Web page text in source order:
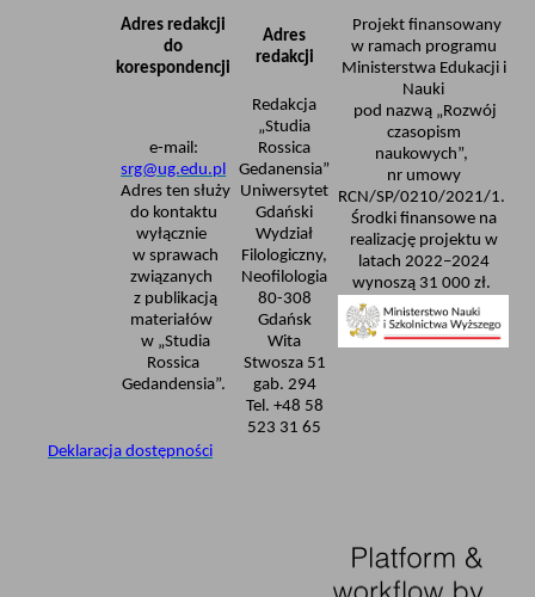
Adres redakcji
do
korespondencji
Adres
redakcji
Projekt finansowany
w ramach programu
Ministerstwa Edukacji i
Nauki
pod nazwą „Rozwój
czasopism
naukowych”,
nr umowy
RCN/SP/0210/2021/1.
Środki finansowe na
realizację projektu w
latach 2022–2024
wynoszą 31 000 zł.
e-mail:
srg@ug.edu.pl
Adres ten służy
do kontaktu
wyłącznie
w sprawach
związanych
z publikacją
materiałów
w „Studia
Rossica
Gedandensia”.
Redakcja
„Studia
Rossica
Gedanensia”
Uniwersytet
Gdański
Wydział
Filologiczny,
Neofilologia
80-308
Gdańsk
Wita
Stwosza 51
gab. 294
Tel. +48 58
523 31 65
Deklaracja dostępności